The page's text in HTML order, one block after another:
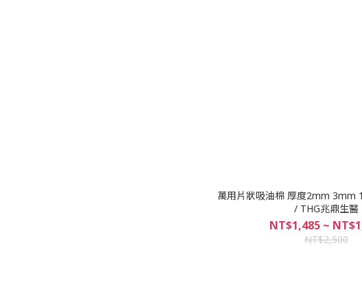
萬用片狀吸油棉 厚度2mm 3mm
/ THG兆鼎生醫
NT$1,485 ~
NT$2,500